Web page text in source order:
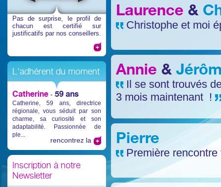
Pas de surprise, le profil de
chacun est certifié sur
justificatifs par nos conseillers.
L'adhérent du moment
Catherine - 59 ans
Catherine, 59 ans, directrice
régionale, vous séduit par son
charme, sa curiosité et son
adaptabilité. Passionnée de
ple...
rencontrez la
Inscription à notre
Newsletter
Laurence &
Christophe et moi
Annie &
Il se sont trouvés
3 mois maintenant !
Pierre
Première